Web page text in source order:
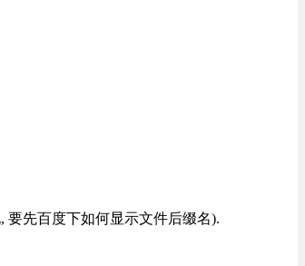
要先百度下如何显示文件后缀名).